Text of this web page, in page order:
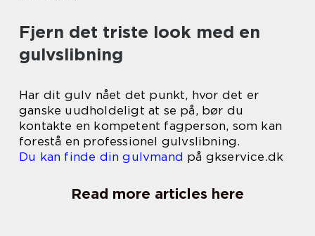
Fjern det triste look med en
gulvslibning
Har dit gulv nået det punkt, hvor det er
ganske uudholdeligt at se på, bør du
kontakte en kompetent fagperson, som kan
forestå en professionel gulvslibning.
Du kan finde din gulvmand på gkservice.dk
Read more articles here